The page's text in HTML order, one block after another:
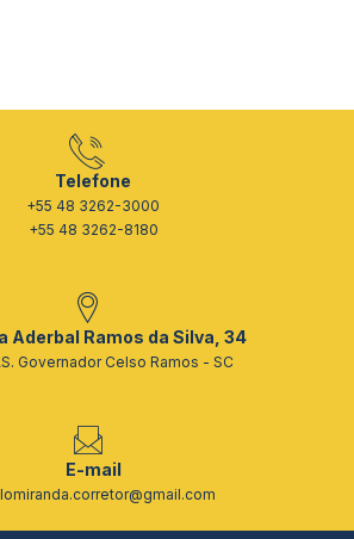
Telefone
+55 48 3262-3000
+55 48 3262-8180
Aderbal Ramos da Silva, 34
Governador Celso Ramos - SC
E-mail